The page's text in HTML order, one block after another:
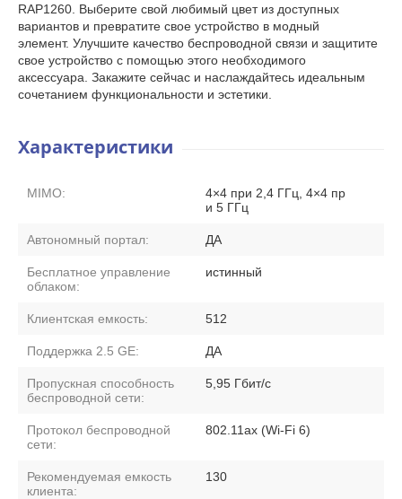
RAP1260. Выберите свой любимый цвет из доступных
вариантов и превратите свое устройство в модный
элемент. Улучшите качество беспроводной связи и защитите
свое устройство с помощью этого необходимого
аксессуара. Закажите сейчас и наслаждайтесь идеальным
сочетанием функциональности и эстетики.
Характеристики
MIMO:
4×4 при 2,4 ГГц, 4×4 пр
и 5 ГГц
Автономный портал: ДА
Бесплатное управление
облаком:
истинный
Клиентская емкость: 512
Поддержка 2.5 GE: ДА
Пропускная способность
беспроводной сети:
5,95 Гбит/с
Протокол беспроводной
сети:
802.11ax (Wi-Fi 6)
Рекомендуемая емкость
клиента:
130